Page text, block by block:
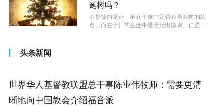
诞树吗？
基督徒的见证，不在于家中是否有圣诞树的装
点，而在于日常生活中是否活出谦卑、仁爱、
头条新闻
世界华人基督教联盟总干事陈业伟牧师：需要更清
晰地向中国教会介绍福音派